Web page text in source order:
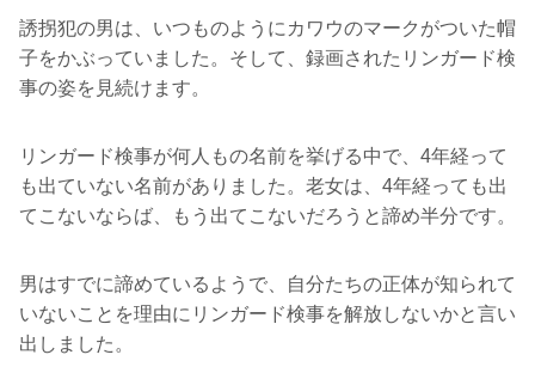
誘拐犯の男は、いつものようにカワウのマークがついた帽
子をかぶっていました。そして、録画されたリンガード検
事の姿を見続けます。
リンガード検事が何人もの名前を挙げる中で、4年経って
も出ていない名前がありました。老女は、4年経っても出
てこないならば、もう出てこないだろうと諦め半分です。
男はすでに諦めているようで、自分たちの正体が知られて
いないことを理由にリンガード検事を解放しないかと言い
出しました。